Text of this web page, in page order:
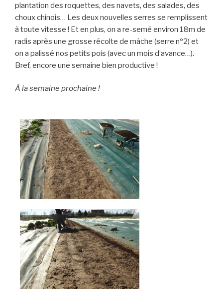
plantation des roquettes, des navets, des salades, des
choux chinois… Les deux nouvelles serres se remplissent
à toute vitesse ! Et en plus, on a re-semé environ 18m de
radis après une grosse récolte de mâche (serre nº2) et
on a palissé nos petits pois (avec un mois d’avance…).
Bref, encore une semaine bien productive !
À la semaine prochaine !